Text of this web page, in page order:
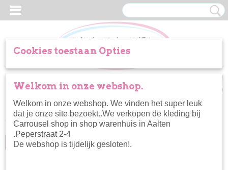
(0)
Home> Nieuw
Productfilter
Cookies toestaan Opties
Welkom in onze webshop.
Welkom in onze webshop. We vinden het super leuk
dat je onze site bezoekt..We verkopen de kleding bij
Carrousel shop in shop warenhuis in Aalten
.Peperstraat 2-4
De webshop is tijdelijk gesloten!.